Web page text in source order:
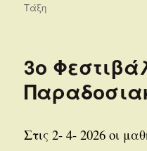
Τάξη
3ο
Στις 2- 4- 2026 οι